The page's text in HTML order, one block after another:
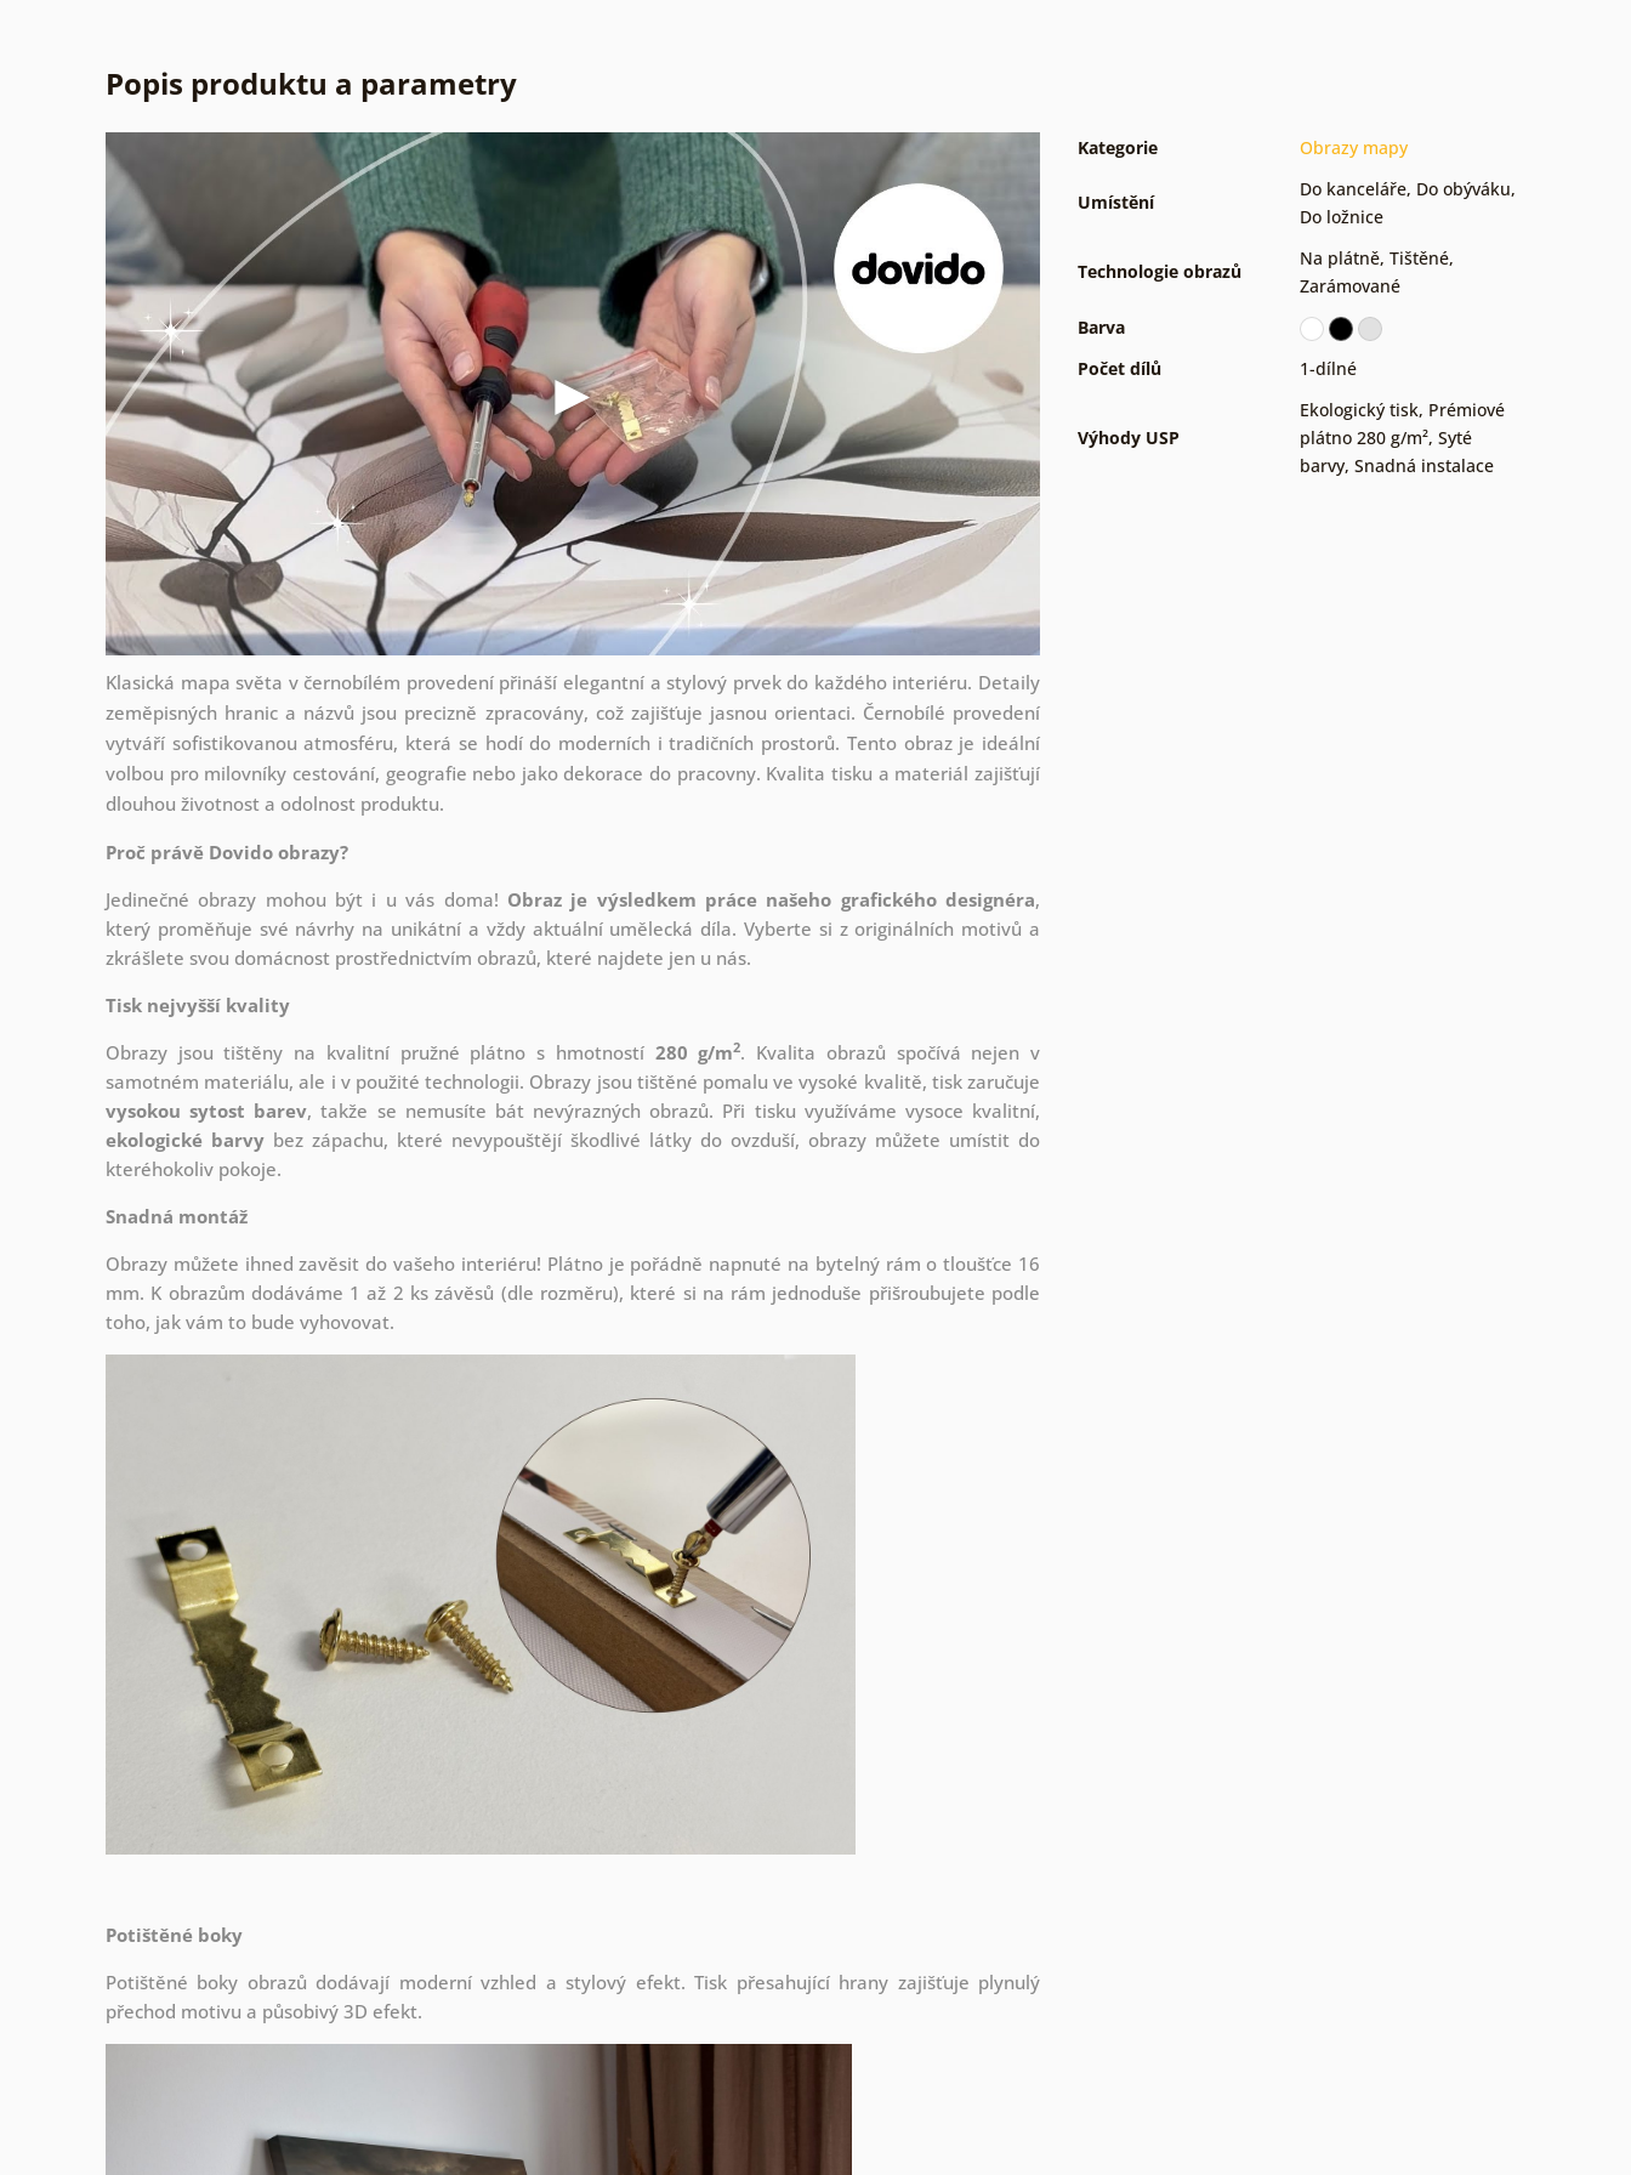
Popis produktu a parametry
Klasická mapa světa v černobílém provedení přináší elegantní a stylový prvek do každého interiéru. Detaily
zeměpisných hranic a názvů jsou precizně zpracovány, což zajišťuje jasnou orientaci. Černobílé provedení
vytváří sofistikovanou atmosféru, která se hodí do moderních i tradičních prostorů. Tento obraz je ideální
volbou pro milovníky cestování, geografie nebo jako dekorace do pracovny. Kvalita tisku a materiál zajišťují
dlouhou životnost a odolnost produktu.
Proč právě Dovido obrazy?
Jedinečné obrazy mohou být i u vás doma! Obraz je výsledkem práce našeho grafického designéra,
který proměňuje své návrhy na unikátní a vždy aktuální umělecká díla. Vyberte si z originálních motivů a
zkrášlete svou domácnost prostřednictvím obrazů, které najdete jen u nás.
Tisk nejvyšší kvality
Obrazy jsou tištěny na kvalitní pružné plátno s hmotností 280 g/m2. Kvalita obrazů spočívá nejen v
samotném materiálu, ale i v použité technologii. Obrazy jsou tištěné pomalu ve vysoké kvalitě, tisk zaručuje
vysokou sytost barev, takže se nemusíte bát nevýrazných obrazů. Při tisku využíváme vysoce kvalitní,
ekologické barvy bez zápachu, které nevypouštějí škodlivé látky do ovzduší, obrazy můžete umístit do
kteréhokoliv pokoje.
Snadná montáž
Obrazy můžete ihned zavěsit do vašeho interiéru! Plátno je pořádně napnuté na bytelný rám o tloušťce 16
mm. K obrazům dodáváme 1 až 2 ks závěsů (dle rozměru), které si na rám jednoduše přišroubujete podle
toho, jak vám to bude vyhovovat.
Potištěné boky
Potištěné boky obrazů dodávají moderní vzhled a stylový efekt. Tisk přesahující hrany zajišťuje plynulý
přechod motivu a působivý 3D efekt.
Kategorie Obrazy mapy
Umístění
Do kanceláře, Do obýváku,
Do ložnice
Technologie obrazů
Na plátně, Tištěné,
Zarámované
Barva
Počet dílů
1-dílné
Výhody USP
Ekologický tisk, Prémiové
plátno 280 g/m², Syté
barvy, Snadná instalace